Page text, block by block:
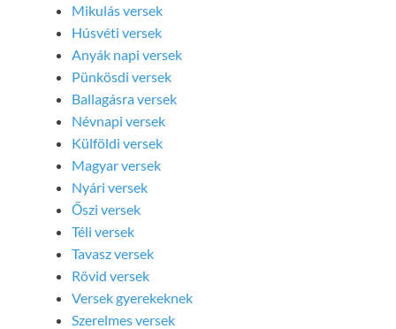
Mikulás versek
Húsvéti versek
Anyák napi versek
Pünkösdi versek
Ballagásra versek
Névnapi versek
Külföldi versek
Magyar versek
Nyári versek
Őszi versek
Téli versek
Tavasz versek
Rövid versek
Versek gyerekeknek
Szerelmes versek